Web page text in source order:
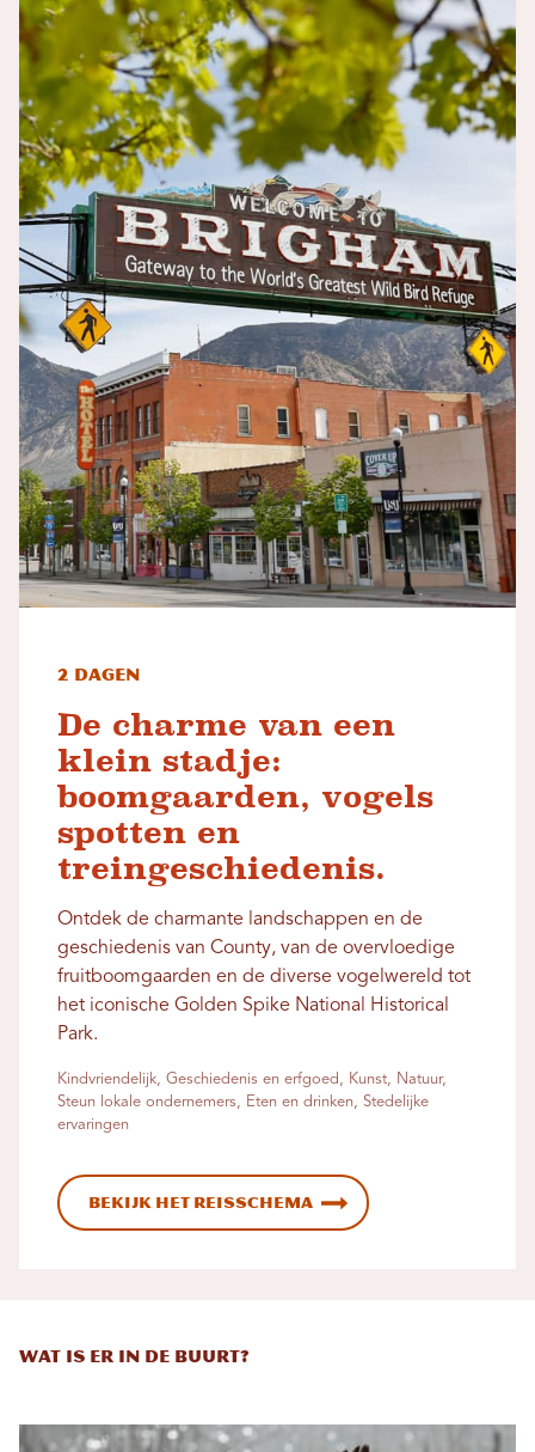
2 dagen
De charme van een
klein stadje:
boomgaarden, vogels
spotten en
treingeschiedenis.
Ontdek de charmante landschappen en de
geschiedenis van County, van de overvloedige
fruitboomgaarden en de diverse vogelwereld tot
het iconische Golden Spike National Historical
Park.
Kindvriendelijk, Geschiedenis en erfgoed, Kunst, Natuur,
Steun lokale ondernemers, Eten en drinken, Stedelijke
ervaringen
Bekijk het reisschema
Wat is er in de buurt?